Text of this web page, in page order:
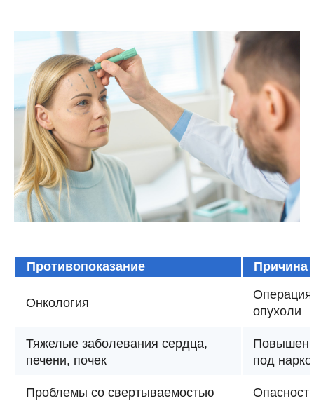
Противопоказание Причина
Онкология
Операция
опухоли
Тяжелые заболевания сердца,
печени, почек
под
Проблемы со свертываемостью